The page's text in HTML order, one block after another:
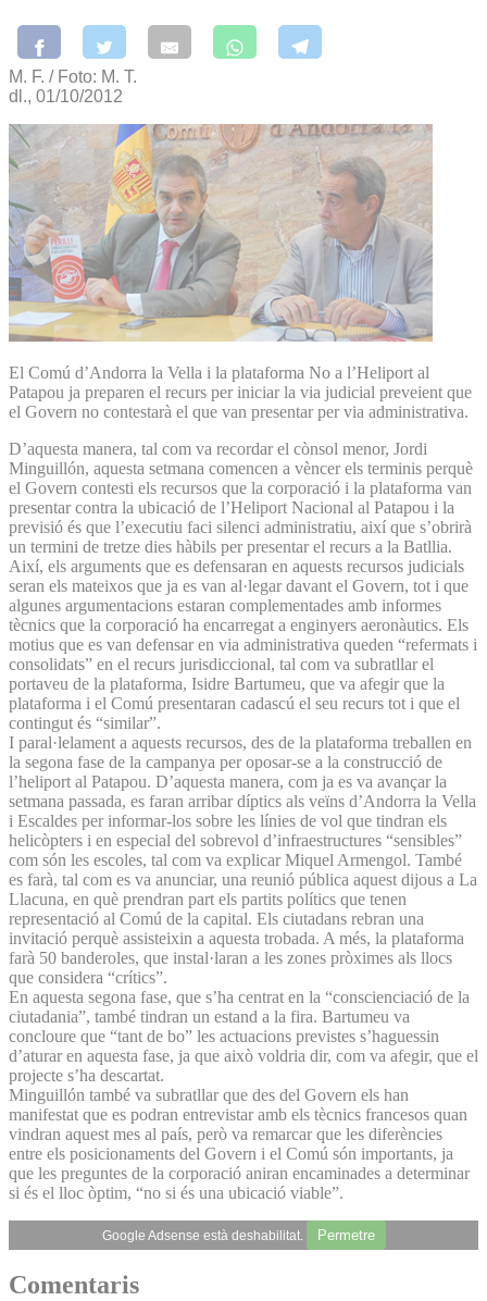
M. F. / Foto: M. T.
dl., 01/10/2012
El Comú d’Andorra la Vella i la plataforma No a l’Heliport al
Patapou ja preparen el recurs per iniciar la via judicial preveient que
el Govern no contestarà el que van presentar per via administrativa.
D’aquesta manera, tal com va recordar el cònsol menor, Jordi
Minguillón, aquesta setmana comencen a vèncer els terminis perquè
el Govern contesti els recursos que la corporació i la plataforma van
presentar contra la ubicació de l’Heliport Nacional al Patapou i la
previsió és que l’executiu faci silenci administratiu, així que s’obrirà
un termini de tretze dies hàbils per presentar el recurs a la Batllia.
Així, els arguments que es defensaran en aquests recursos judicials
seran els mateixos que ja es van al·legar davant el Govern, tot i que
algunes argumentacions estaran complementades amb informes
tècnics que la corporació ha encarregat a enginyers aeronàutics. Els
motius que es van defensar en via administrativa queden “refermats i
consolidats” en el recurs jurisdiccional, tal com va subratllar el
portaveu de la plataforma, Isidre Bartumeu, que va afegir que la
plataforma i el Comú presentaran cadascú el seu recurs tot i que el
contingut és “similar”.
I paral·lelament a aquests recursos, des de la plataforma treballen en
la segona fase de la campanya per oposar-se a la construcció de
l’heliport al Patapou. D’aquesta manera, com ja es va avançar la
setmana passada, es faran arribar díptics als veïns d’Andorra la Vella
i Escaldes per informar-los sobre les línies de vol que tindran els
helicòpters i en especial del sobrevol d’infraestructures “sensibles”
com són les escoles, tal com va explicar Miquel Armengol. També
es farà, tal com es va anunciar, una reunió pública aquest dijous a La
Llacuna, en què prendran part els partits polítics que tenen
representació al Comú de la capital. Els ciutadans rebran una
invitació perquè assisteixin a aquesta trobada. A més, la plataforma
farà 50 banderoles, que instal·laran a les zones pròximes als llocs
que considera “crítics”.
En aquesta segona fase, que s’ha centrat en la “conscienciació de la
ciutadania”, també tindran un estand a la fira. Bartumeu va
concloure que “tant de bo” les actuacions previstes s’haguessin
d’aturar en aquesta fase, ja que això voldria dir, com va afegir, que el
projecte s’ha descartat.
Minguillón també va subratllar que des del Govern els han
manifestat que es podran entrevistar amb els tècnics francesos quan
vindran aquest mes al país, però va remarcar que les diferències
entre els posicionaments del Govern i el Comú són importants, ja
que les preguntes de la corporació aniran encaminades a determinar
si és el lloc òptim, “no si és una ubicació viable”.
Google Adsense està deshabilitat. Permetre
Comentaris